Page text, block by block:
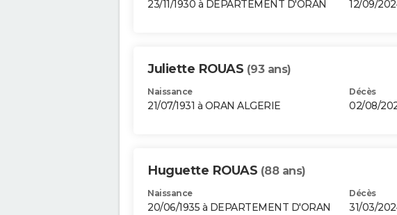
23/11/1930 à DEPARTEMENT D'ORAN 12/09/
Juliette ROUAS (93 ans)
Naissance
21/07/1931 à ORAN ALGERIE
Décès
02/08/
Huguette ROUAS (88 ans)
Naissance
20/06/1935 à DEPARTEMENT D'ORAN
Décès
31/03/